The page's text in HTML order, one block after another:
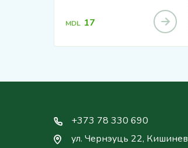
MDL 17
+373 78 330 690
ул. Чернэуць 22, Кишинев